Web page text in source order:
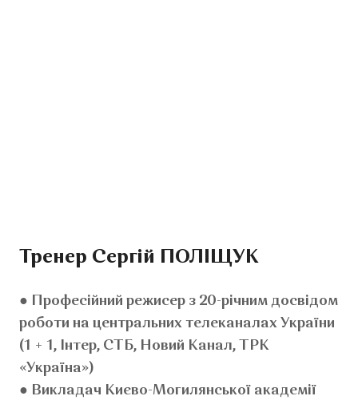
Тренер Сергій ПОЛІЩУК
● Професійний режисер з 20-річним досвідом
роботи на центральних телеканалах України
(1 + 1, Інтер, СТБ, Новий Канал, ТРК
«Україна»)
● Викладач Києво-Могилянської академії